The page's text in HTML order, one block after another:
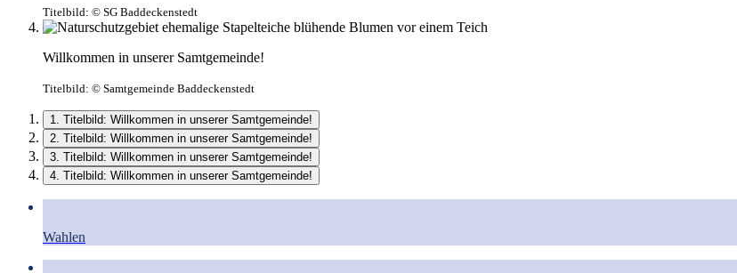
Titelbild: © SG Baddeckenstedt
Willkommen in unserer Samtgemeinde!
Titelbild: © Samtgemeinde Baddeckenstedt
1. Titelbild: Willkommen in unserer Samtgemeinde!
2. Titelbild: Willkommen in unserer Samtgemeinde!
3. Titelbild: Willkommen in unserer Samtgemeinde!
4. Titelbild: Willkommen in unserer Samtgemeinde!
Wahlen